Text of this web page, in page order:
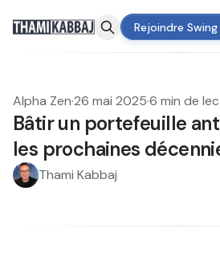
Rejoindre
Alpha Zen·26 mai 2025·6 min de
Bâtir un portefeuille
les prochaines
Thami Kabbaj